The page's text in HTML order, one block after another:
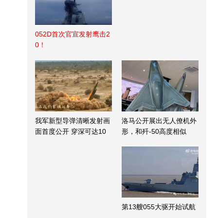
052D首次官宣发射鹰击2
0！
我军新型导弹清晰发射画
面首度公开 穿深可达10
洛马公开展出无人僚机外
形，和歼-50高度相似
第13艘055大驱开始试航